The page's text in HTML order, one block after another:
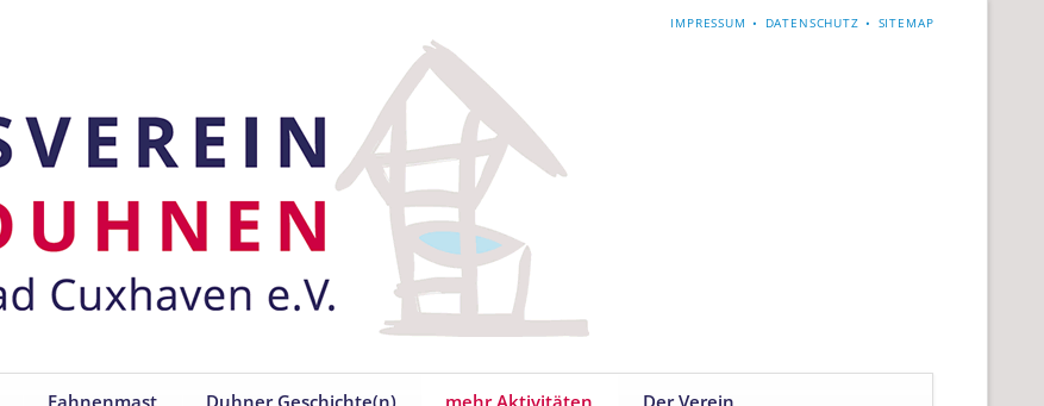
NAVIGATION
IMPRESSUM DATENSCHUTZ SITEMAP
Fahnenmast Duhner Geschichte(n) mehr Aktivitäten Der Verein